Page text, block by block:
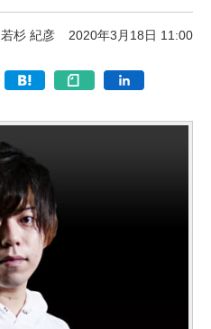
若杉 紀彦 2020年3月18日 11:00